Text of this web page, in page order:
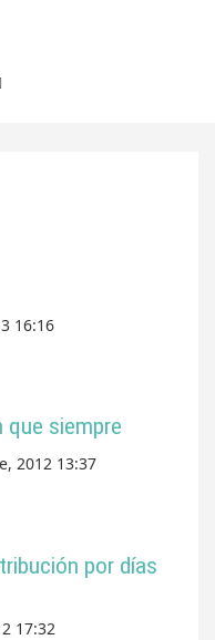
16:16
que siempre
2012 13:37
por días
17:32